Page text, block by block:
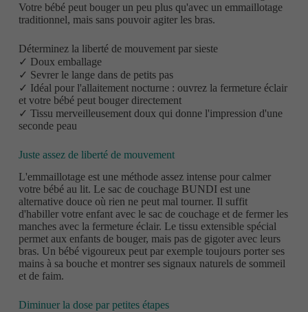
Votre bébé peut bouger un peu plus qu'avec un emmaillotage
traditionnel, mais sans pouvoir agiter les bras.
Déterminez la liberté de mouvement par sieste
✓ Doux emballage
✓ Sevrer le lange dans de petits pas
✓ Idéal pour l'allaitement nocturne : ouvrez la fermeture éclair
et votre bébé peut bouger directement
✓ Tissu merveilleusement doux qui donne l'impression d'une
seconde peau
Juste assez de liberté de mouvement
L'emmaillotage est une méthode assez intense pour calmer
votre bébé au lit. Le sac de couchage BUNDI est une
alternative douce où rien ne peut mal tourner. Il suffit
d'habiller votre enfant avec le sac de couchage et de fermer les
manches avec la fermeture éclair. Le tissu extensible spécial
permet aux enfants de bouger, mais pas de gigoter avec leurs
bras. Un bébé vigoureux peut par exemple toujours porter ses
mains à sa bouche et montrer ses signaux naturels de sommeil
et de faim.
Diminuer la dose par petites étapes